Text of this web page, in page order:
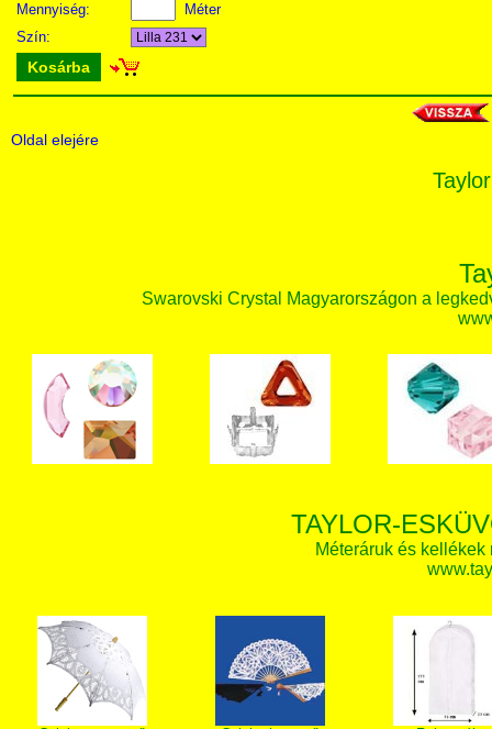
Mennyiség:
Méter
Szín:
Kosárba
Oldal elejére
Swarovski Crystal Magyarországon a
TAYLOR-
Méteráruk és